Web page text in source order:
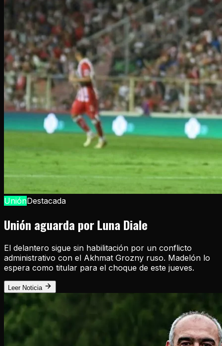
UniónDestacada
Unión aguarda por Luna Diale
El delantero sigue sin habilitación por un conflicto
administrativo con el Akhmat Grozny ruso. Madelón lo
espera como titular para el choque de este jueves.
Leer Noticia